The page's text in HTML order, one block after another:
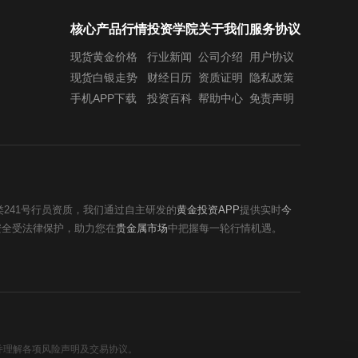
核心产品行情
现货黄金价格
现货白银走势
手机APP下载
投资学院
行业新闻
财经日历
投资百科
关于我们
公司介绍
资质证明
帮助中心
服务协议
用户协议
隐私政策
免责声明
号行员资质，我们通过自主研发的黄金投资APP提供实时今
受法律保护，助力您在贵金属市场中把握每一轮行情机遇。
解各项风险声明及交易协议。